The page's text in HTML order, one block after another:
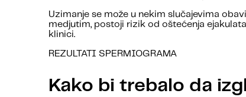
Uzimanje se može u nekim slučajevima
medjutim, postoji rizik od oštećenja
klinici.
REZULTATI SPERMIOGRAMA
Kako bi trebalo da